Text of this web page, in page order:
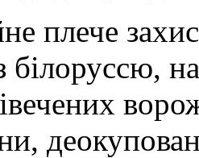
плече
білоруссю,